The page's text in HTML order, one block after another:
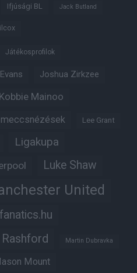
Ifjúsági BL Jack Butland
Játékosprofilok
Joshua Zirkzee
Kobbie Mainoo
Lee Grant
Ligakupa
Luke Shaw
United
Martin Dubravka
Mount